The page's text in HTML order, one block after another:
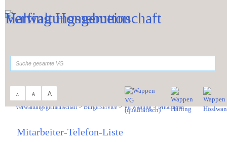
A A A
Verwaltungsgemeinschaft>Bürgerservice>Verwaltung>Mitarbeiter
Mitarbeiter-Telefon-Liste